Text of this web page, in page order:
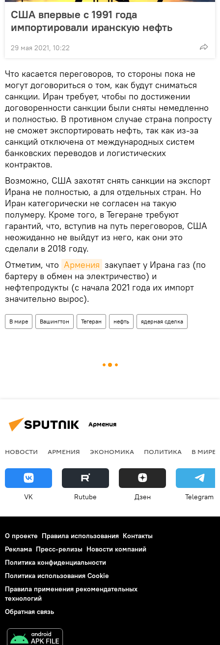
США впервые с 1991 года
импортировали иранскую нефть
29 мая 2021, 10:22
Что касается переговоров, то стороны пока не
могут договориться о том, как будут сниматься
санкции. Иран требует, чтобы по достижении
договоренности санкции были сняты немедленно
и полностью. В противном случае страна попросту
не сможет экспортировать нефть, так как из-за
санкций отключена от международных систем
банковских переводов и логистических
контрактов.
Возможно, США захотят снять санкции на экспорт
Ирана не полностью, а для отдельных стран. Но
Иран категорически не согласен на такую
полумеру. Кроме того, в Тегеране требуют
гарантий, что, вступив на путь переговоров, США
неожиданно не выйдут из него, как они это
сделали в 2018 году.
Отметим, что Армения закупает у Ирана газ (по
бартеру в обмен на электричество) и
нефтепродукты (с начала 2021 года их импорт
значительно вырос).
В мире Вашингтон Тегеран нефть ядерная сделка
Армения
НОВОСТИ АРМЕНИЯ ЭКОНОМИКА ПОЛИТИКА В МИРЕ
VK Rutube Дзен Telegram
О проекте Правила использования Контакты
Реклама Пресс-релизы Новости компаний
Политика конфиденциальности
Политика использования Cookie
Правила применения рекомендательных
технологий
Обратная связь